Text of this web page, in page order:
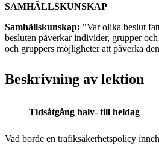
SAMHÄLLSKUNSKAP
Samhällskunskap: "Var olika beslut
besluten påverkar individer, grupper
och gruppers möjligheter att påverka
Beskrivning av lektion
Tidsåtgång halv- till heldag
Vad borde en trafiksäkerhetspolicy